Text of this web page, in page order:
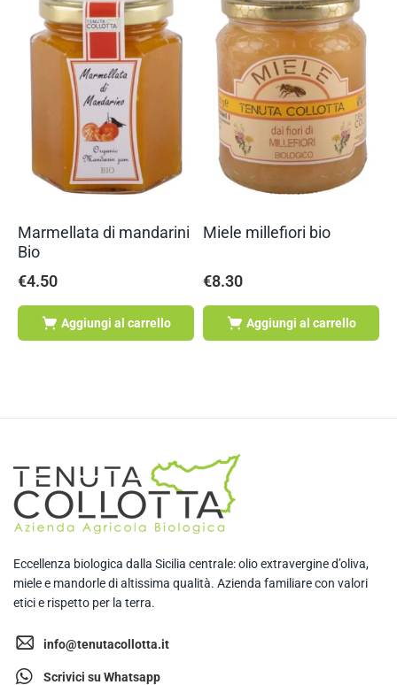
Marmellata di mandarini
Bio
€4.50
Aggiungi al carrello
Miele millefiori bio
€8.30
Aggiungi al carrello
Eccellenza biologica dalla Sicilia centrale: olio extravergine d’oliva,
miele e mandorle di altissima qualità. Azienda familiare con valori
etici e rispetto per la terra.
info@tenutacollotta.it
Scrivici su Whatsapp